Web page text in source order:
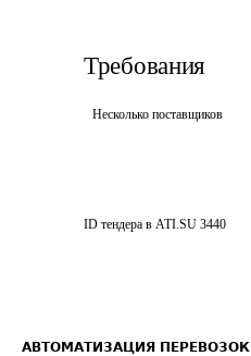
Требования
Несколько поставщиков
ID тендера в ATI.SU 3440
АВТОМАТИЗАЦИЯ ПЕРЕВОЗОК